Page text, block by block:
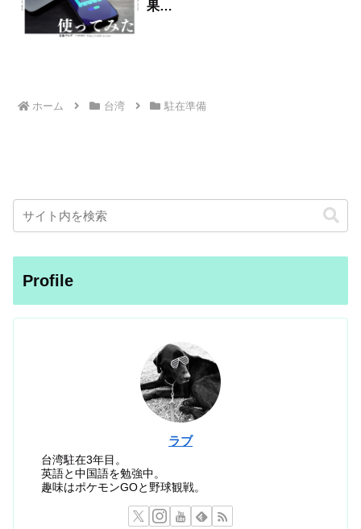
果…
ホーム 台湾 駐在準備
Profile
ラブ
台湾駐在3年目。
英語と中国語を勉強中。
趣味はポケモンGOと野球観戦。